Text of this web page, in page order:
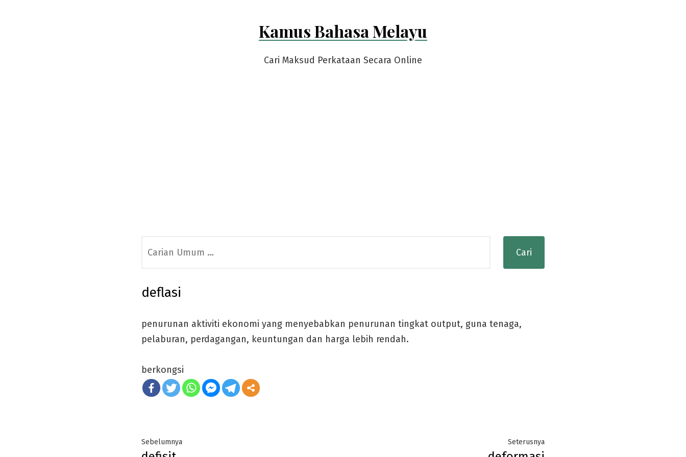
Kamus Bahasa Melayu
Cari Maksud Perkataan Secara Online
for:
deflasi
penurunan aktiviti ekonomi yang menyebabkan penurunan tingkat output, guna tenaga,
pelaburan, perdagangan, keuntungan dan harga lebih rendah.
berkongsi
Post
SebelumnyaPrevious
SeterusnyaNext